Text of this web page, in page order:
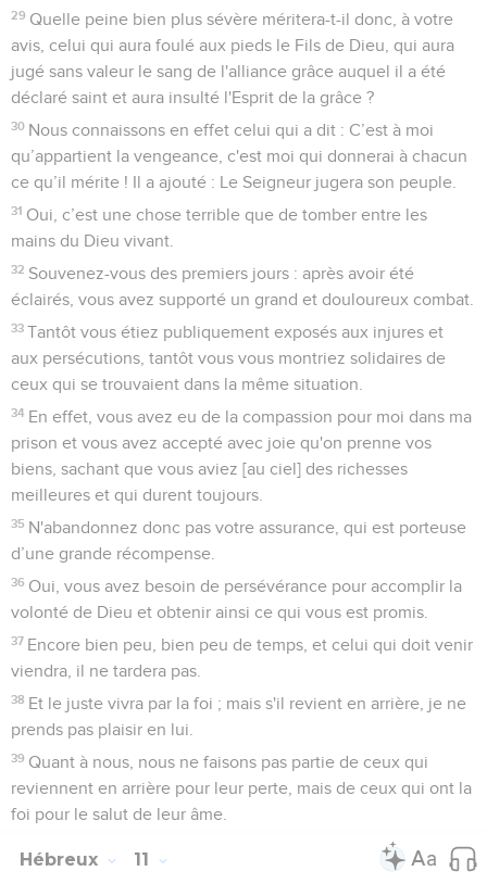
29 Quelle peine bien plus sévère méritera-t-il donc, à votre
avis, celui qui aura foulé aux pieds le Fils de Dieu, qui aura
jugé sans valeur le sang de l'alliance grâce auquel il a été
déclaré saint et aura insulté l'Esprit de la grâce ?
30 Nous connaissons en effet celui qui a dit : C’est à moi
qu’appartient la vengeance, c'est moi qui donnerai à chacun
ce qu’il mérite ! Il a ajouté : Le Seigneur jugera son peuple.
31 Oui, c’est une chose terrible que de tomber entre les
mains du Dieu vivant.
32 Souvenez-vous des premiers jours : après avoir été
éclairés, vous avez supporté un grand et douloureux combat.
33 Tantôt vous étiez publiquement exposés aux injures et
aux persécutions, tantôt vous vous montriez solidaires de
ceux qui se trouvaient dans la même situation.
34 En effet, vous avez eu de la compassion pour moi dans ma
prison et vous avez accepté avec joie qu'on prenne vos
biens, sachant que vous aviez [au ciel] des richesses
meilleures et qui durent toujours.
35 N'abandonnez donc pas votre assurance, qui est porteuse
d’une grande récompense.
36 Oui, vous avez besoin de persévérance pour accomplir la
volonté de Dieu et obtenir ainsi ce qui vous est promis.
37 Encore bien peu, bien peu de temps, et celui qui doit venir
viendra, il ne tardera pas.
38 Et le juste vivra par la foi ; mais s'il revient en arrière, je ne
prends pas plaisir en lui.
39 Quant à nous, nous ne faisons pas partie de ceux qui
reviennent en arrière pour leur perte, mais de ceux qui ont la
foi pour le salut de leur âme.
Hébreux 11